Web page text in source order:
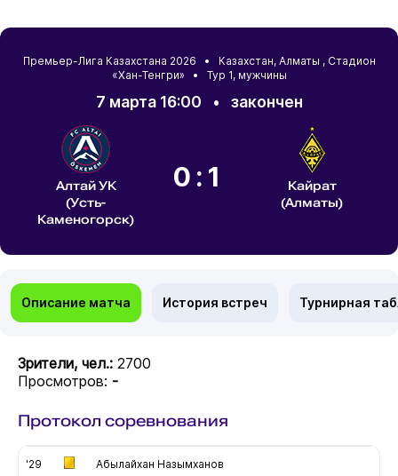
Премьер-Лига Казахстана 2026 • Казахстан, Алматы , Стадион
«Хан-Тенгри» • Тур 1, мужчины
7 марта 16:00 • закончен
Алтай УК
(Усть-
Каменогорск)
0:1
Кайрат
(Алматы)
Описание матча История встреч Турнирная
Зрители, чел.: 2700
Просмотров: -
Протокол соревнования
'29 Абылайхан Назымханов